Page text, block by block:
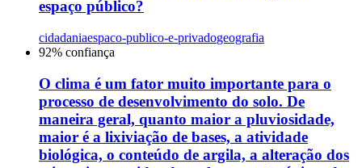
espaço público?
cidadaniaespaco-publico-e-privadogeografia
92% confiança
O clima é um fator muito importante para o
processo de desenvolvimento do solo. De
maneira geral, quanto maior a pluviosidade,
maior é a lixiviação de bases, a atividade
biológica, o conteúdo de argila, a alteração dos